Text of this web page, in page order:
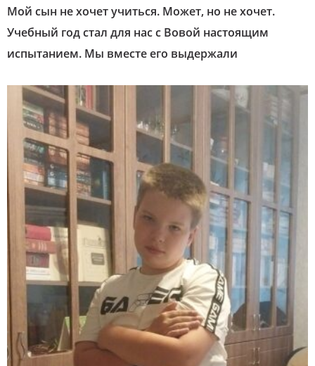
Мой сын не хочет учиться. Может, но не хочет.
Учебный год стал для нас с Вовой настоящим
испытанием. Мы вместе его выдержали